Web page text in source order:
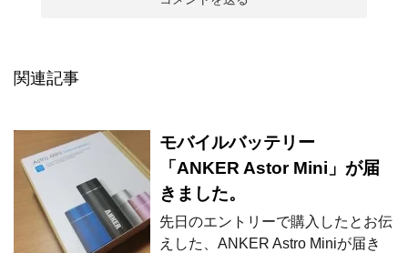
関連記事
モバイルバッテリー
「ANKER Astor Mini」が届
きました。
先日のエントリーで購入したとお伝
えした、ANKER Astro Miniが届き